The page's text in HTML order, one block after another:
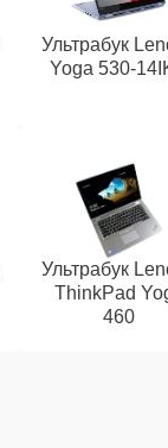
Ультрабук
Yoga 530-
Ультрабук
ThinkPad
460